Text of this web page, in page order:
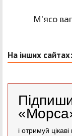
М'ясо
На інших сайтах:
і отримуй